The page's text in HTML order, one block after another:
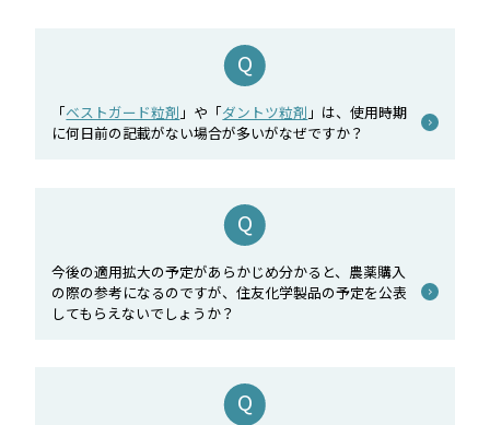
「ベストガード粒剤 」や「ダントツ粒剤 」は、使用時期
に何日前の記載がない場合が多いがなぜですか？
今後の適用拡大の予定があらかじめ分かると、農薬購入
の際の参考になるのですが、住友化学製品の予定を公表
してもらえないでしょうか？